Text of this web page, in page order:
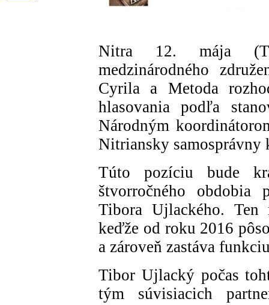
Nitra 12. mája
medzinárodného
Cyrila a Metoda
hlasovania podľa
Národným
Nitriansky samosprávny
Túto pozíciu bude
štvorročného obdobia
Tibora Ujlackého.
keďže od roku 2016
a zároveň zastáva
Tibor Ujlacký počas
tým súvisiacich